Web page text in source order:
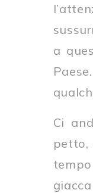
a
Ci
petto,